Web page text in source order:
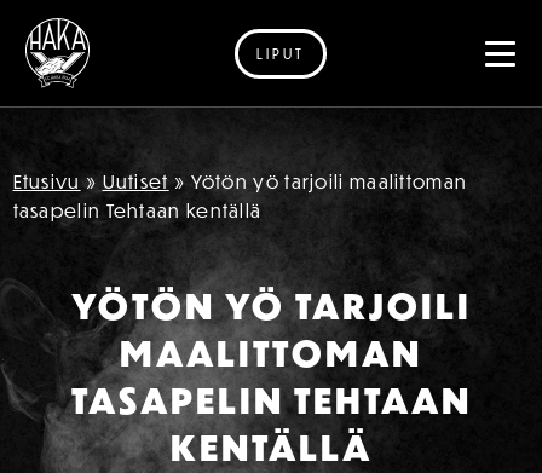
Siirry sisältöön
LIPUT
Etusivu » Uutiset » Yötön yö tarjoili maalittoman
tasapelin Tehtaan kentällä
YÖTÖN YÖ TARJOILI
MAALITTOMAN
TASAPELIN TEHTAAN
KENTÄLLÄ